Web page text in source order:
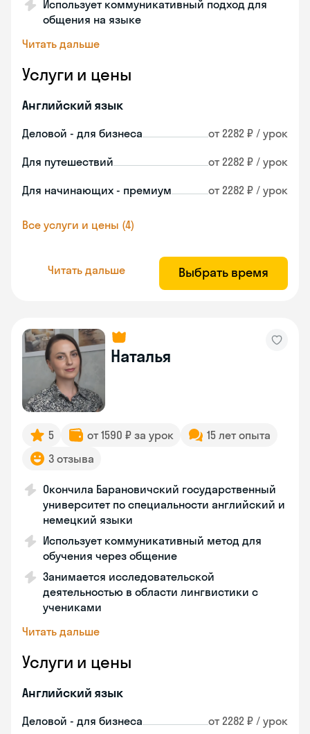
Использует коммуникативный подход для
общения на языке
Читать дальше
Услуги и цены
Английский язык
Деловой - для бизнеса от 2282 ₽ / урок
Для путешествий от 2282 ₽ / урок
Для начинающих - премиум от 2282 ₽ / урок
Все услуги и цены (4)
Читать дальше Выбрать время
Наталья
5 от 1590 ₽ за урок
15 лет опыта
3 отзыва
Окончила Барановичский государственный
университет по специальности английский и
немецкий языки
Использует коммуникативный метод для
обучения через общение
Занимается исследовательской
деятельностью в области лингвистики с
учениками
Читать дальше
Услуги и цены
Английский язык
Деловой - для бизнеса от 2282 ₽ / урок